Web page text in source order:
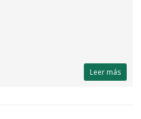
Leer más